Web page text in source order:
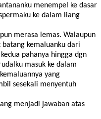
menempel ke dasar
ke dalam liang
merasa lemas. Walaupun
kemaluanku dari
pahanya hingga dgn
masuk ke dalam
yang
sesekali menyentuh
menjadi jawaban atas